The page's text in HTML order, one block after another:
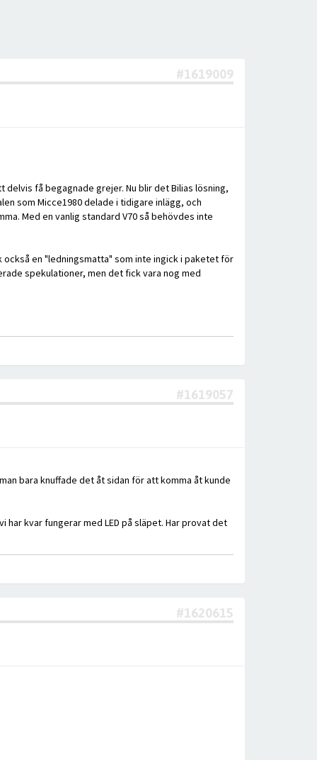
#1619009
få begagnade grejer. Nu blir det Bilias lösning,
som Micce1980 delade i tidigare inlägg, och
Med en vanlig standard V70 så behövdes inte
också en "ledningsmatta" som inte ingick i paketet för
spekulationer, men det fick vara nog med
#1619057
bara knuffade det åt sidan för att komma åt kunde
har kvar fungerar med LED på släpet. Har provat det
#1620615